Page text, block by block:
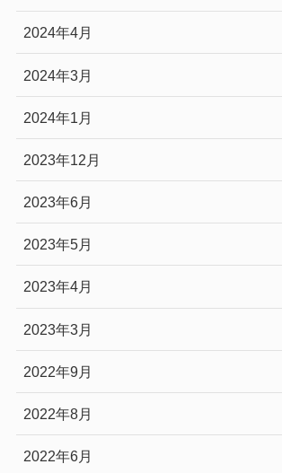
2024年4月
2024年3月
2024年1月
2023年12月
2023年6月
2023年5月
2023年4月
2023年3月
2022年9月
2022年8月
2022年6月